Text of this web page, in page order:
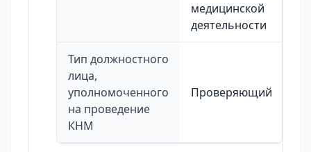
медицинской
деятельности
Тип должностного
лица,
уполномоченного
на проведение
КНМ
Проверяющий